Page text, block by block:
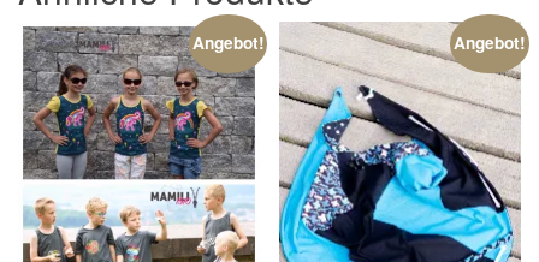
Angebot! Angebot!